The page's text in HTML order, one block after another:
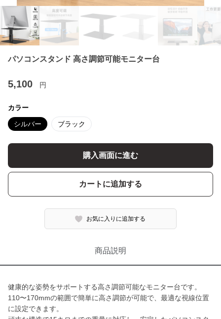
パソコンスタンド 高さ調節可能モニター台
5,100 円
カラー
シルバー ブラック
購入画面に進む
カートに追加する
お気に入りに追加する
商品説明
健康的な姿勢をサポートする高さ調節可能なモニター台です。
110〜170mmの範囲で簡単に高さ調節が可能で、最適な視線位置
に設定できます。